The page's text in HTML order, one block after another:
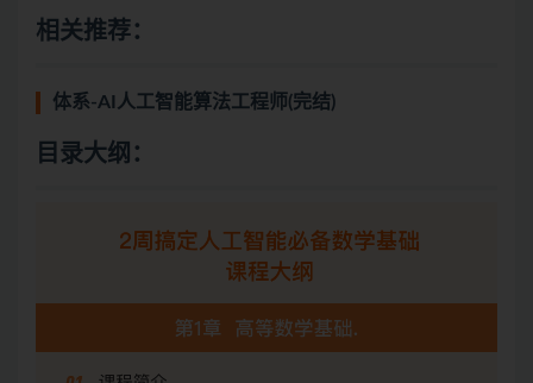
相关推荐：
体系-AI人工智能算法工程师(完结)
目录大纲：